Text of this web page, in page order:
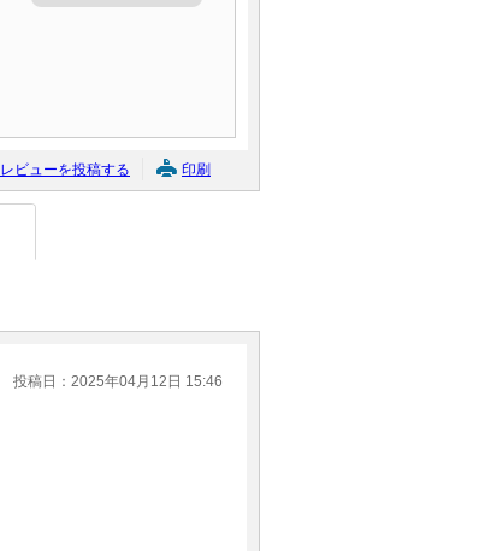
レビューを投稿する 印刷
投稿日：2025年04月12日 15:46